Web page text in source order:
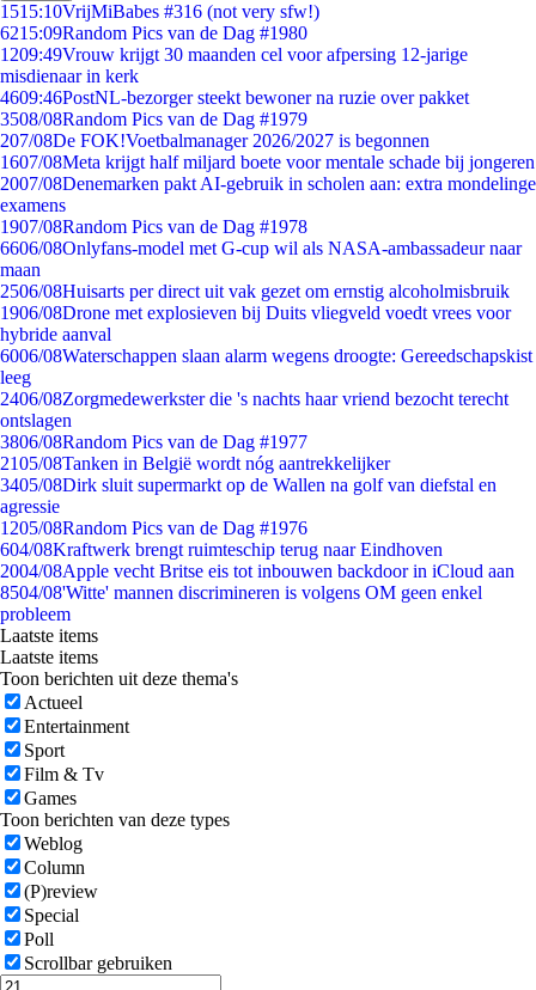
1515:10VrijMiBabes #316 (not very sfw!)
6215:09Random Pics van de Dag #1980
1209:49Vrouw krijgt 30 maanden cel voor afpersing 12-jarige
misdienaar in kerk
4609:46PostNL-bezorger steekt bewoner na ruzie over pakket
3508/08Random Pics van de Dag #1979
207/08De FOK!Voetbalmanager 2026/2027 is begonnen
1607/08Meta krijgt half miljard boete voor mentale schade bij jongeren
2007/08Denemarken pakt AI-gebruik in scholen aan: extra mondelinge
examens
1907/08Random Pics van de Dag #1978
6606/08Onlyfans-model met G-cup wil als NASA-ambassadeur naar
maan
2506/08Huisarts per direct uit vak gezet om ernstig alcoholmisbruik
1906/08Drone met explosieven bij Duits vliegveld voedt vrees voor
hybride aanval
6006/08Waterschappen slaan alarm wegens droogte: Gereedschapskist
leeg
2406/08Zorgmedewerkster die 's nachts haar vriend bezocht terecht
ontslagen
3806/08Random Pics van de Dag #1977
2105/08Tanken in België wordt nóg aantrekkelijker
3405/08Dirk sluit supermarkt op de Wallen na golf van diefstal en
agressie
1205/08Random Pics van de Dag #1976
604/08Kraftwerk brengt ruimteschip terug naar Eindhoven
2004/08Apple vecht Britse eis tot inbouwen backdoor in iCloud aan
8504/08'Witte' mannen discrimineren is volgens OM geen enkel
probleem
Laatste items
Laatste items
Toon berichten uit deze thema's
Actueel
Entertainment
Sport
Film & Tv
Games
Toon berichten van deze types
Weblog
Column
(P)review
Special
Poll
Scrollbar gebruiken